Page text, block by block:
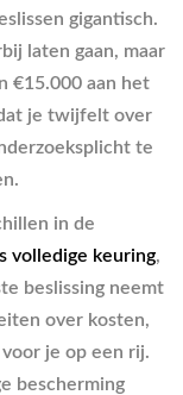
gigantisch.
laten gaan, maar
€15.000 aan het
je twijfelt over
te
in de
volledige keuring,
beslissing neemt
over kosten,
je op een rij.
bescherming